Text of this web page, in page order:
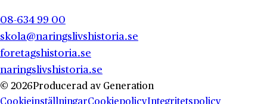
08-634 99 00
skola@naringslivshistoria.se
foretagshistoria.se
naringslivshistoria.se
© 2026 Producerad av Generation
CookieinställningarCookiepolicy Integritetspolicy